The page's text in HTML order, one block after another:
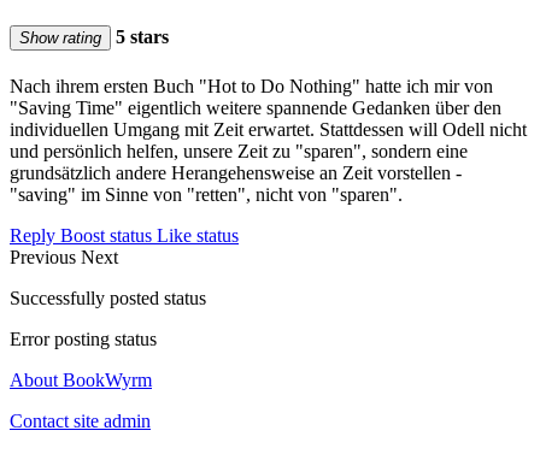
Show rating 5 stars
Nach ihrem ersten Buch "Hot to Do Nothing" hatte ich mir von
"Saving Time" eigentlich weitere spannende Gedanken über den
individuellen Umgang mit Zeit erwartet. Stattdessen will Odell nicht
und persönlich helfen, unsere Zeit zu "sparen", sondern eine
grundsätzlich andere Herangehensweise an Zeit vorstellen -
"saving" im Sinne von "retten", nicht von "sparen".
Reply Boost status Like status
Previous Next
Successfully posted status
Error posting status
About BookWyrm
Contact site admin